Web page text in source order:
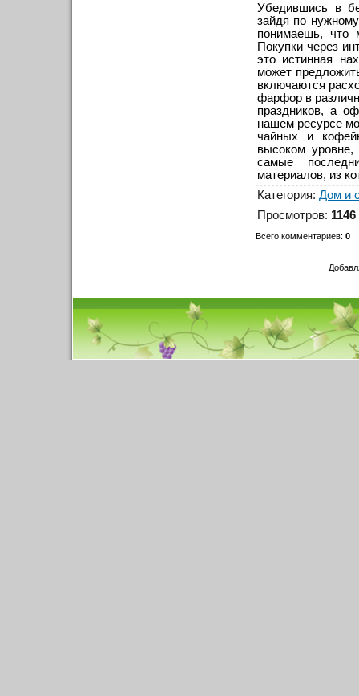
Убедившись в
зайдя по
понимаешь, что
Покупки через
это истинная
может
включаются
фарфор в
праздников, а
нашем ресурсе
чайных и
высоком
самые
материалов, из
Категория: Дом и
Просмотров: 1146
Всего комментариев: 0